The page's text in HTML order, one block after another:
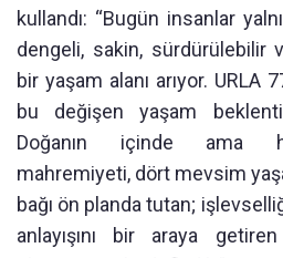
kullandı: “Bugün insanlar
dengeli, sakin, sürdürülebilir
bir yaşam alanı arıyor.
bu değişen yaşam
Doğanın içinde ama
mahremiyeti, dört mevsim
bağı ön planda tutan;
anlayışını bir araya